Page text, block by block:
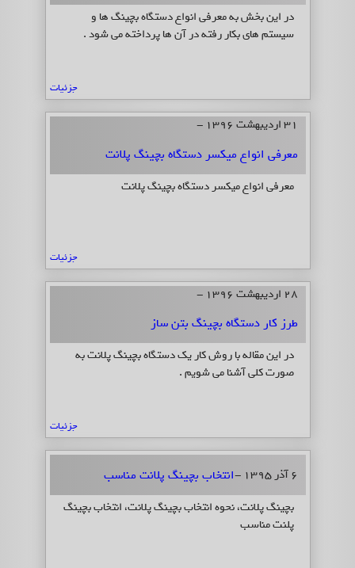
در این بخش به معرفی انواع دستگاه بچینگ ها و
سیستم های بکار رفته در آن ها پرداخته می شود .
جزئیات
31 اردیبهشت 1396 -
معرفی انواع میکسر دستگاه بچینگ پلانت
معرفی انواع میکسر دستگاه بچینگ پلانت
جزئیات
28 اردیبهشت 1396 -
طرز کار دستگاه بچینگ بتن ساز
در این مقاله با روش کار یک دستگاه بچینگ پلانت به
صورت کلی آشنا می شویم .
جزئیات
6 آذر 1395 - انتخاب بچینگ پلانت مناسب
بچینگ پلانت، نحوه انتخاب بچینگ پلانت، انتخاب بچینگ
پلنت مناسب